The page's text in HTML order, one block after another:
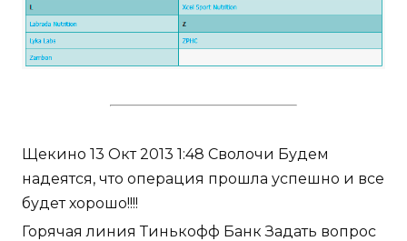
Щекино 13 Окт 2013 1:48 Сволочи Будем
надеятся, что операция прошла успешно и все
будет хорошо!!!!
Горячая линия Тинькофф Банк Задать вопрос